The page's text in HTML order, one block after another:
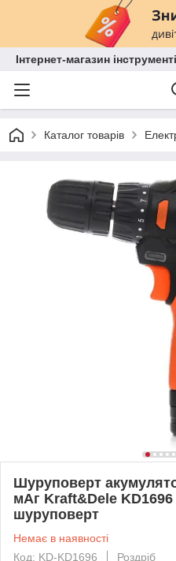
Інтернет-магазин
Каталог товарів
Шуруповерт
мАг Kraft&Dele
шуруповерт
Немає в наявності
Код: KD-KD1696
Роздріб